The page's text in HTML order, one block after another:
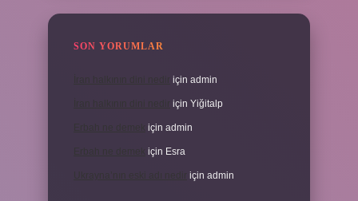
SON YORUMLAR
için admin
için Yiğitalp
için admin
için Esra
için admin